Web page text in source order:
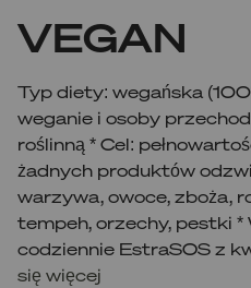
VEGAN
Typ diety: wegańska
weganie i osoby
roślinną * Cel:
żadnych produktów
warzywa, owoce, zboża,
tempeh, orzechy, pestki *
codziennie EstraSOS z
się więcej